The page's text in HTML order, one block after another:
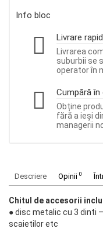
Info bloc
Livrare
Livrarea
suburbii se
operator în
Cumpără în
Obține
fără a ieși
managerii
Descriere Opinii 0
Chitul de accesorii
● disc metalic cu 3 dinti
scaietilor etc